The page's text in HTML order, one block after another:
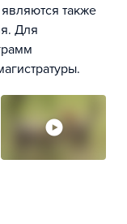
также
Для